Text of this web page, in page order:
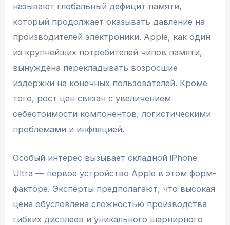
называют глобальный дефицит памяти,
который продолжает оказывать давление на
производителей электроники. Apple, как один
из крупнейших потребителей чипов памяти,
вынуждена перекладывать возросшие
издержки на конечных пользователей. Кроме
того, рост цен связан с увеличением
себестоимости компонентов, логистическими
проблемами и инфляцией.
Особый интерес вызывает складной iPhone
Ultra — первое устройство Apple в этом форм-
факторе. Эксперты предполагают, что высокая
цена обусловлена сложностью производства
гибких дисплеев и уникального шарнирного